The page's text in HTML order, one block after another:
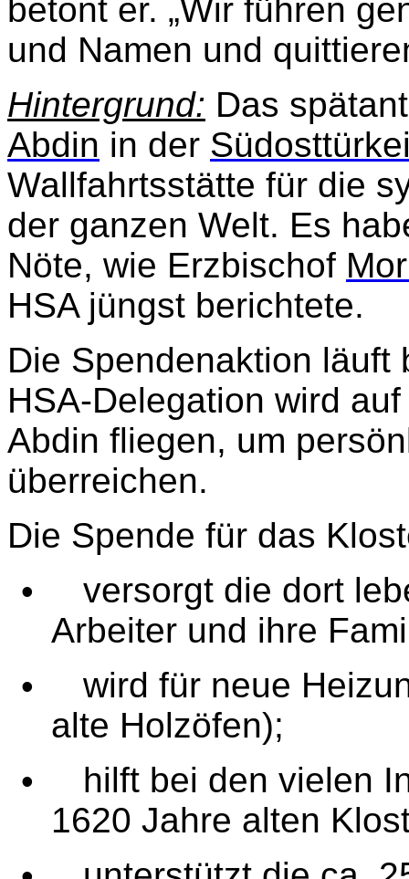
betont er. „Wir führen
und Namen und
Hintergrund: Das
Abdin in der
Wallfahrtsstätte für die
der ganzen Welt. Es
Nöte, wie Erzbischof
HSA jüngst berichtete.
Die Spendenaktion läuft
HSA-Delegation wird
Abdin fliegen, um
überreichen.
Die Spende für das
•
versorgt die dort
Arbeiter und ihre
•
wird für neue
alte Holzöfen);
•
hilft bei den vielen
1620 Jahre alten